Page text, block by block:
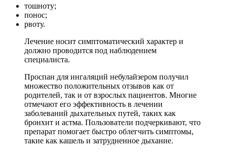
тошноту;
понос;
рвоту.
Лечение носит симптоматический характер и
должно проводится под наблюдением
специалиста.
Проспан для ингаляций небулайзером получил
множество положительных отзывов как от
родителей, так и от взрослых пациентов. Многие
отмечают его эффективность в лечении
заболеваний дыхательных путей, таких как
бронхит и астма. Пользователи подчеркивают, что
препарат помогает быстро облегчить симптомы,
такие как кашель и затрудненное дыхание.